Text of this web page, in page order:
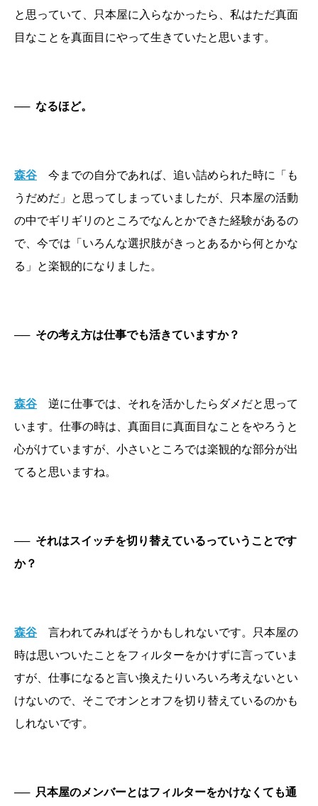
と思っていて、只本屋に入らなかったら、私はただ真面
目なことを真面目にやって生きていたと思います。
── なるほど。
森谷
今までの自分であれば、追い詰められた時に「も
うだめだ」と思ってしまっていましたが、只本屋の活動
の中でギリギリのところでなんとかできた経験があるの
で、今では「いろんな選択肢がきっとあるから何とかな
る」と楽観的になりました。
── その考え方は仕事でも活きていますか？
森谷
逆に仕事では、それを活かしたらダメだと思って
います。仕事の時は、真面目に真面目なことをやろうと
心がけていますが、小さいところでは楽観的な部分が出
てると思いますね。
── それはスイッチを切り替えているっていうことです
か？
森谷
言われてみればそうかもしれないです。只本屋の
時は思いついたことをフィルターをかけずに言っていま
すが、仕事になると言い換えたりいろいろ考えないとい
けないので、そこでオンとオフを切り替えているのかも
しれないです。
── 只本屋のメンバーとはフィルターをかけなくても通